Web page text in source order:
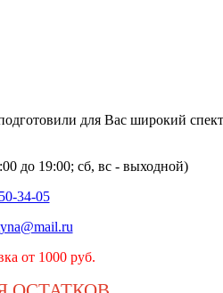
для Вас широкий
до 19:00; сб, вс - выходной)
34-05
от 1000 руб.